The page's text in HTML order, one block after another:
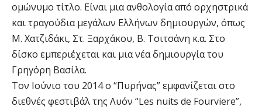
ομώνυμο τίτλο. Είναι μια ανθολογία από ορχηστρικά
και τραγούδια μεγάλων Ελλήνων δημιουργών, όπως
Μ. Χατζιδάκι, Στ. Ξαρχάκου, Β. Τσιτσάνη κ.α. Στο
δίσκο εμπεριέχεται και μια νέα δημιουργία του
Γρηγόρη Βασίλα.
Τον Ιούνιο του 2014 ο “Πυρήνας” εμφανίζεται στο
διεθνές φεστιβάλ της Λυόν “Les nuits de Fourviere”,